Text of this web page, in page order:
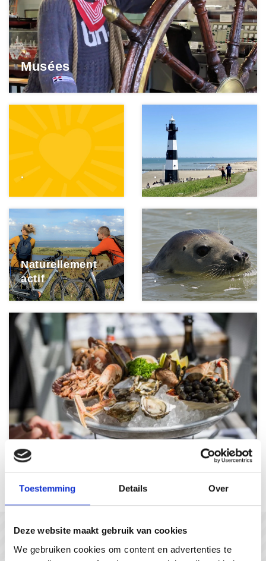
Toestemming Details Over
Deze website maakt gebruik van cookies
We gebruiken cookies om content en advertenties te
Musées
. .
Naturellement
actif
.
Les plaisirs gourmands
In gesprek met...
#gastvrijzeeuwsvlaanderen